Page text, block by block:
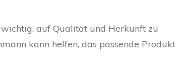
auf Qualität und Herkunft zu
kann helfen, das passende Produkt